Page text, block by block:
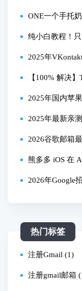
值！用支付宝
蓄卡！
ONE一个手托
析与使用指南
纯小白教程！
D！无需信用卡
2025年
可用，解决安
【100% 解决
注册
2025年国内苹
步步教你搞定
2025年最新亲
南，从闪退到
2026谷歌邮箱
由注册|谷歌企
熊多多 iOS 在
教程亲测有效！
2026年Google
热门标签
注册Gmail (1)
注册gmail邮箱